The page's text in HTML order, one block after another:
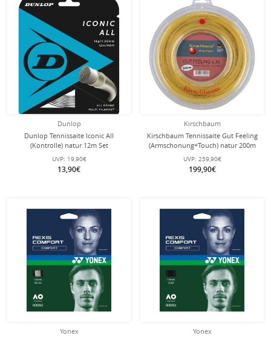
Dunlop
Dunlop Tennissaite Iconic All
(Kontrolle) natur 12m Set
UVP: 19,90€
13,90€
Kirschbaum
Kirschbaum Tennissaite Gut Feeling
(Armschonung+Touch) natur 200m
Rolle
UVP: 259,90€
199,90€
Yonex
Yonex